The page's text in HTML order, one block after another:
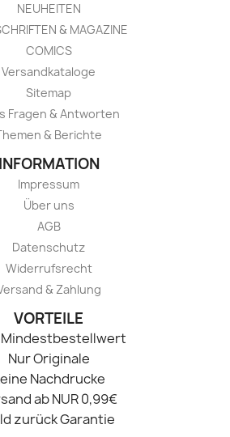
NEUHEITEN
& MAGAZINE
COMICS
Versandkataloge
Sitemap
Fragen & Antworten
& Berichte
INFORMATION
Impressum
Über uns
AGB
Datenschutz
Widerrufsrecht
& Zahlung
VORTEILE
Mindestbestellwert
Nur Originale
Nachdrucke
ab NUR 0,99€
zurück Garantie